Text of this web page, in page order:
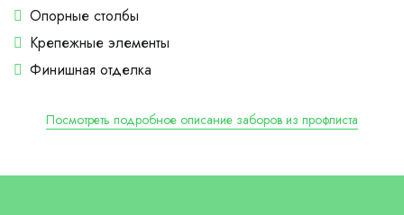
Опорные столбы
Крепежные элементы
Финишная отделка
Посмотреть подробное описание заборов из профлиста